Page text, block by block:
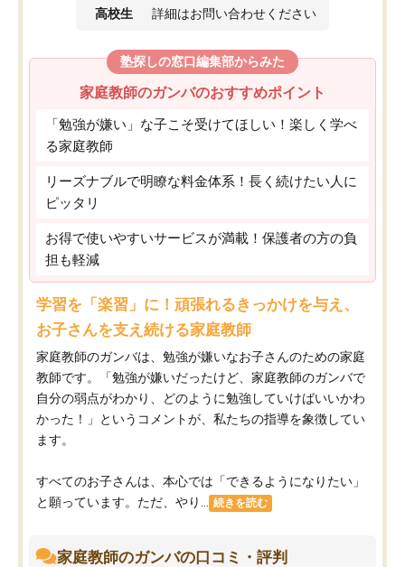
高校生 詳細はお問い合わせください
塾探しの窓口編集部からみた
家庭教師のガンバのおすすめポイント
「勉強が嫌い」な子こそ受けてほしい！楽しく学べ
る家庭教師
リーズナブルで明瞭な料金体系！長く続けたい人に
ピッタリ
お得で使いやすいサービスが満載！保護者の方の負
担も軽減
学習を「楽習」に！頑張れるきっかけを与え、
お子さんを支え続ける家庭教師
家庭教師のガンバは、勉強が嫌いなお子さんのための家庭
教師です。「勉強が嫌いだったけど、家庭教師のガンバで
自分の弱点がわかり、どのように勉強していけばいいかわ
かった！」というコメントが、私たちの指導を象徴してい
ます。
すべてのお子さんは、本心では「できるようになりたい」
と願っています。ただ、やり...
続きを読む
家庭教師のガンバの口コミ・評判